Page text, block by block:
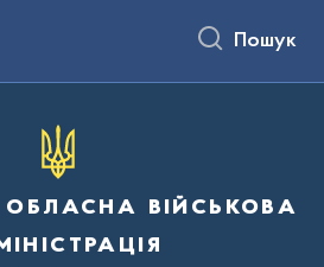
Пошук
обласна військова